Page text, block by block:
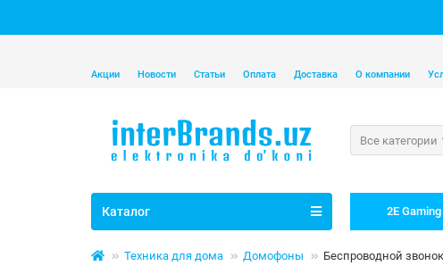
Акции Новости Статьи Оплата Доставка О компании
Все категории
Каталог 2E Gaming
Техника для дома Домофоны Беспроводной